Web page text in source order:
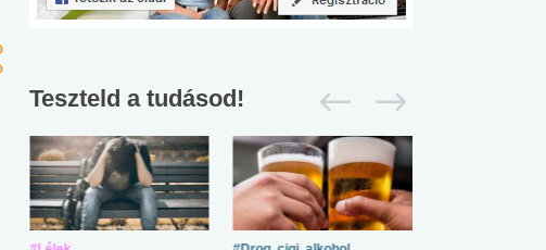
Teszteld a tudásod!